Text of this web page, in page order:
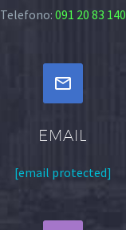
Telefono: 091 20 83 140


EMAIL
[email protected]